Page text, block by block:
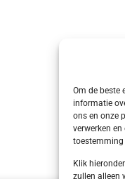
Om de beste
informatie
ons en onze
verwerken
toestemming
Klik
zullen alleen